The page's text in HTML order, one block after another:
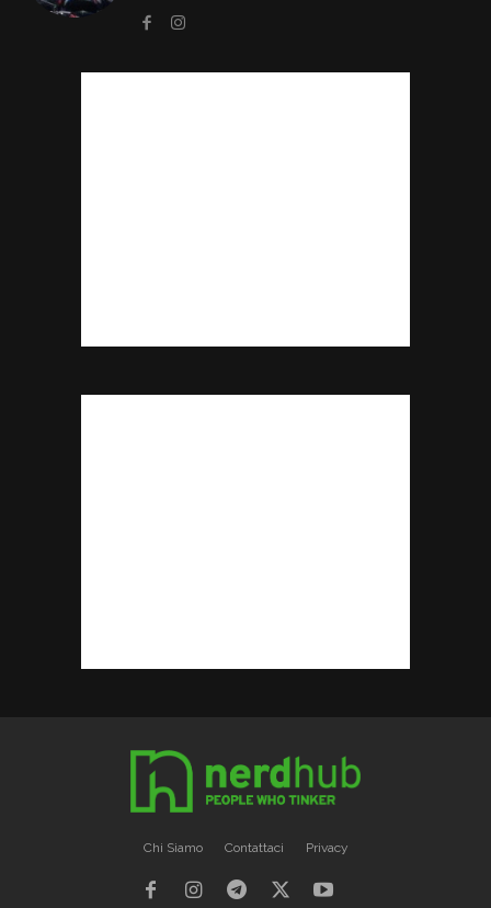
Chi Siamo Contattaci Privacy